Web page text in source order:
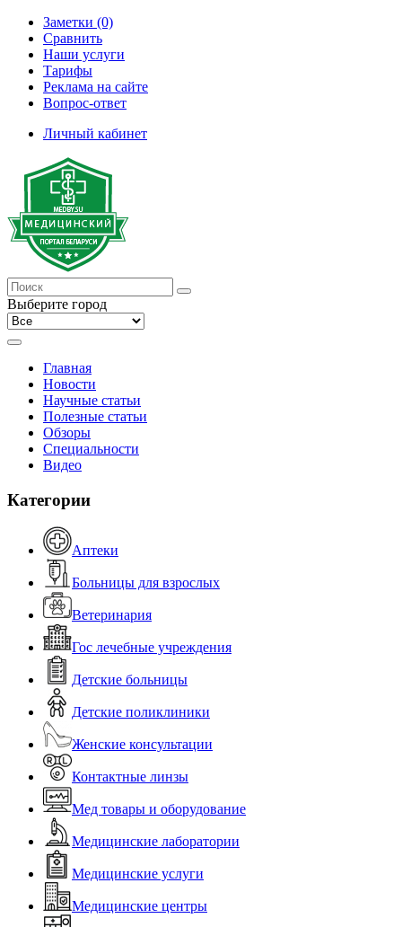
Заметки (0)
Сравнить
Наши услуги
Тарифы
Реклама на сайте
Вопрос-ответ
Личный кабинет
Выберите город
Главная
Новости
Научные статьи
Полезные статьи
Обзоры
Специальности
Видео
Категории
Аптеки
Больницы для взрослых
Ветеринария
Гос лечебные учреждения
Детские больницы
Детские поликлиники
Женские консультации
Контактные линзы
Мед товары и оборудование
Медицинские лаборатории
Медицинские услуги
Медицинские центры